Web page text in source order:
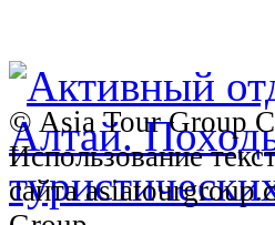
© Asia Tour Group
Использование
сайта